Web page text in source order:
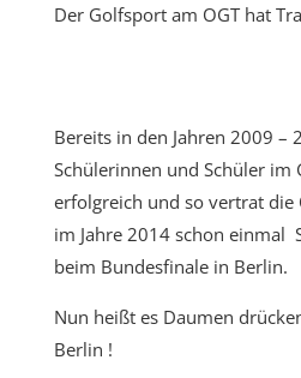
Der Golfsport am OGT hat
Bereits in den Jahren 2009 –
Schülerinnen und Schüler im
erfolgreich und so vertrat die
im Jahre 2014 schon einmal
beim Bundesfinale in Berlin.
Nun heißt es Daumen
Berlin !